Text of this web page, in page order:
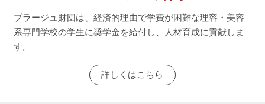
プラージュ財団は、経済的理由で学費が困難な理容・美容
系専門学校の学生に奨学金を給付し、人材育成に貢献しま
す。
詳しくはこちら